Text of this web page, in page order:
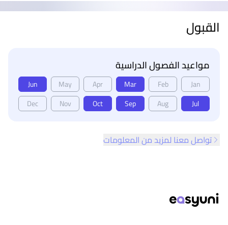
القبول
مواعيد الفصول الدراسية
Jan
Feb
Mar
Apr
May
Jun
Jul
Aug
Sep
Oct
Nov
Dec
تواصل معنا لمزيد من المعلومات